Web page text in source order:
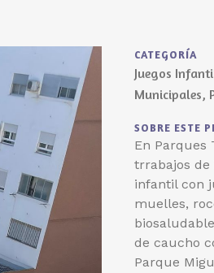
CATEGORÍA
Juegos
Municipales,
SOBRE ESTE
En Parques
trrabajos de
infantil con
muelles,
de caucho
Parque